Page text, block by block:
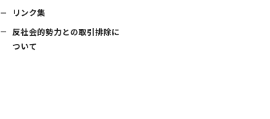
リンク集
反社会的勢力との取引排除に
ついて